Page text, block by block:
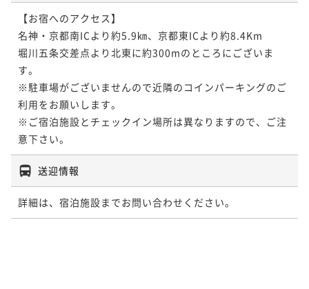
【お宿へのアクセス】
名神・京都南ICより約5.9㎞、京都東ICより約8.4Km
堀川五条交差点より北東に約300mのところにございま
す。
※駐車場がございませんので近隣のコインパーキングのご
利用をお願いします。
※ご宿泊施設とチェックイン場所は異なりますので、ご注
意下さい。
送迎情報
詳細は、宿泊施設までお問い合わせください。